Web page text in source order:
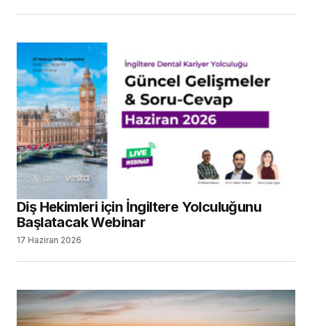
Diş Hekimleri için İngiltere Yolculuğunu
Başlatacak Webinar
17 Haziran 2026